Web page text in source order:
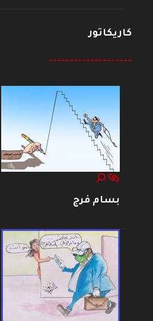
كاريكاتور
--------------------
بسام فرج